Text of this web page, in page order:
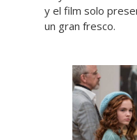
y el film solo
un gran fresco.